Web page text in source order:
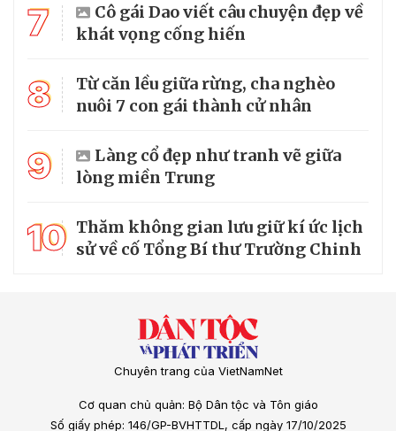
7
Cô gái Dao viết câu chuyện đẹp về
khát vọng cống hiến
8
Từ căn lều giữa rừng, cha nghèo
nuôi 7 con gái thành cử nhân
9
Làng cổ đẹp như tranh vẽ giữa
lòng miền Trung
10 Thăm không gian lưu giữ kí ức lịch
sử về cố Tổng Bí thư Trường Chinh
Chuyên trang của VietNamNet
Cơ quan chủ quản: Bộ Dân tộc và Tôn giáo
Số giấy phép: 146/GP-BVHTTDL, cấp ngày 17/10/2025